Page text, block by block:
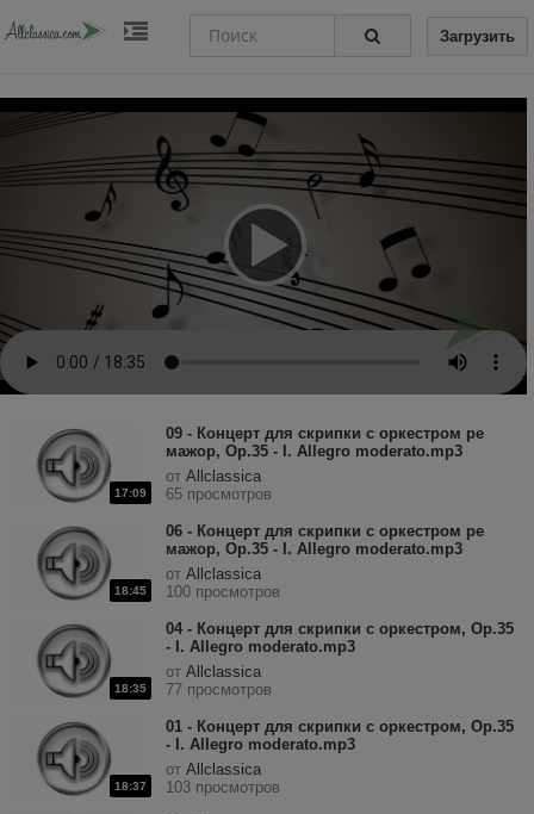
Загрузить
17:09
09 - Концерт для скрипки с оркестром ре
мажор, Op.35 - I. Allegro moderato.mp3
от Allclassica
65 просмотров
18:45
06 - Концерт для скрипки с оркестром ре
мажор, Op.35 - I. Allegro moderato.mp3
от Allclassica
100 просмотров
18:35
04 - Концерт для скрипки с оркестром, Op.35
- I. Allegro moderato.mp3
от Allclassica
77 просмотров
18:37
01 - Концерт для скрипки с оркестром, Op.35
- I. Allegro moderato.mp3
от Allclassica
103 просмотров